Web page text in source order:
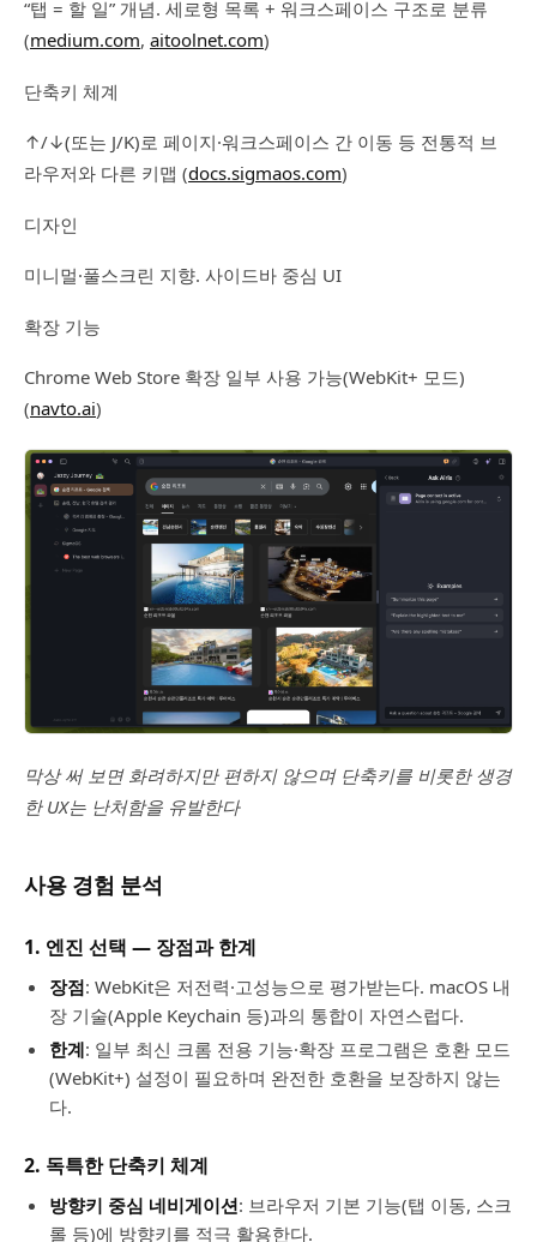
“탭 = 할 일” 개념. 세로형 목록 + 워크스페이스 구조로 분류
(medium.com, aitoolnet.com)
단축키 체계
↑/↓(또는 J/K)로 페이지·워크스페이스 간 이동 등 전통적 브
라우저와 다른 키맵 (docs.sigmaos.com)
디자인
미니멀·풀스크린 지향. 사이드바 중심 UI
확장 기능
Chrome Web Store 확장 일부 사용 가능(WebKit+ 모드)
(navto.ai)
막상 써 보면 화려하지만 편하지 않으며 단축키를 비롯한 생경
한 UX는 난처함을 유발한다
사용 경험 분석
1. 엔진 선택 ― 장점과 한계
장점: WebKit은 저전력·고성능으로 평가받는다. macOS 내
장 기술(Apple Keychain 등)과의 통합이 자연스럽다.
한계: 일부 최신 크롬 전용 기능·확장 프로그램은 호환 모드
(WebKit+) 설정이 필요하며 완전한 호환을 보장하지 않는
다.
2. 독특한 단축키 체계
방향키 중심 네비게이션: 브라우저 기본 기능(탭 이동, 스크
롤 등)에 방향키를 적극 활용한다.